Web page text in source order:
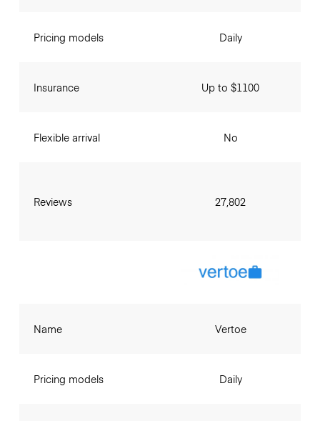
Pricing models
Insurance
Flexible arrival
Reviews
Daily
Up to $1100
No
27,802
Name
Pricing models
Vertoe
Daily